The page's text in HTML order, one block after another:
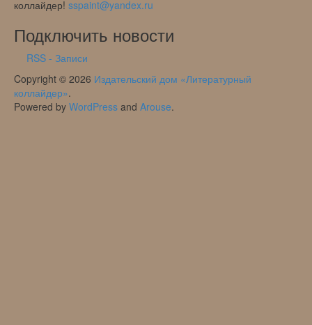
коллайдер! sspaint@yandex.ru
Подключить новости
RSS - Записи
Copyright © 2026 Издательский дом «Литературный
коллайдер».
Powered by WordPress and Arouse.